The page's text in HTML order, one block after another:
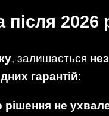
2026
, залишається
гарантій:
не